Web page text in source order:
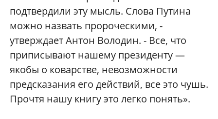
подтвердили эту мысль. Слова Путина
можно назвать пророческими, -
утверждает Антон Володин. - Все, что
приписывают нашему президенту —
якобы о коварстве, невозможности
предсказания его действий, все это чушь.
Прочтя нашу книгу это легко понять».